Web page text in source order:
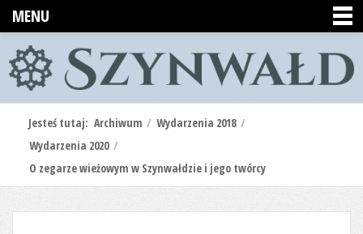
MENU
Jesteś tutaj: Archiwum / Wydarzenia 2018 /
Wydarzenia 2020 /
O zegarze wieżowym w Szynwałdzie i jego twórcy